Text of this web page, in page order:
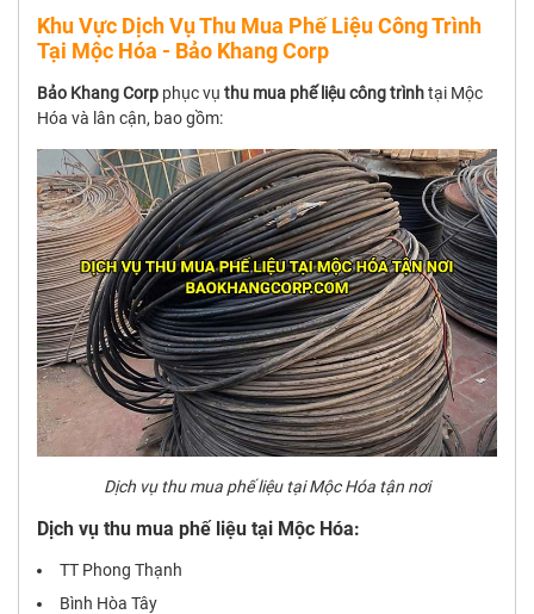
Khu Vực Dịch Vụ Thu Mua Phế Liệu Công Trình
Tại Mộc Hóa - Bảo Khang Corp
Bảo Khang Corp phục vụ thu mua phế liệu công trìnhtại Mộc
Hóa và lân cận, bao gồm:
Dịch vụ thu mua phế liệu tại Mộc Hóa tận nơi
Dịch vụ thu mua phế liệu tại Mộc Hóa:
TT Phong Thạnh
Bình Hòa Tây